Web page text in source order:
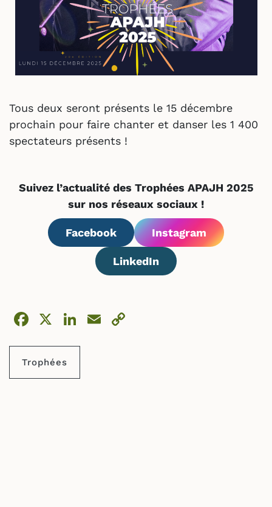
Tous deux seront présents le 15 décembre
prochain pour faire chanter et danser les 1 400
spectateurs présents !
Suivez l’actualité des Trophées APAJH 2025
sur nos réseaux sociaux !
Facebook Instagram
LinkedIn
Facebook
X LinkedIn
Email
Trophées